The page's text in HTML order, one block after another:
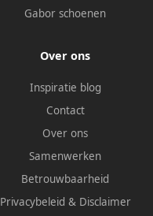
Gabor schoenen
Over ons
Inspiratie blog
Contact
Over ons
Samenwerken
Betrouwbaarheid
Privacybeleid & Disclaimer